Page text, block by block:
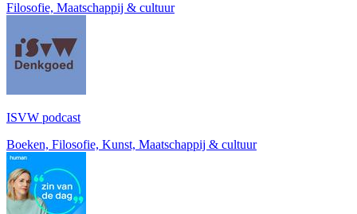
Filosofie, Maatschappij & cultuur
ISVW podcast
Boeken, Filosofie, Kunst, Maatschappij & cultuur